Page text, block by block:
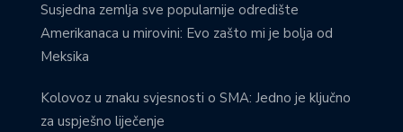
Susjedna zemlja sve popularnije odredište
Amerikanaca u mirovini: Evo zašto mi je bolja od
Meksika
Kolovoz u znaku svjesnosti o SMA: Jedno je ključno
za uspješno liječenje